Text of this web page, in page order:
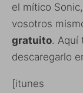
el mítico
vosotros
gratuito. Aquí
descaregarlo
[itunes